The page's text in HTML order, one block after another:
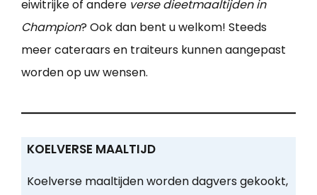
eiwitrijke of andere verse dieetmaaltijden in
Champion? Ook dan bent u welkom! Steeds
meer cateraars en traiteurs kunnen aangepast
worden op uw wensen.
KOELVERSE MAALTIJD
Koelverse maaltijden worden dagvers gekookt,